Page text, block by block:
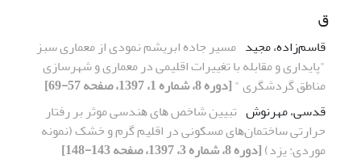
ق
قاسم‌زاده، مجید مسیر جاده ابریشم نمودی از معماری سبز
"پایداری و مقابله با تغییرات اقلیمی در معماری و شهرسازی
مناطق گردشگری "[دوره 8، شماره 1، 1397، صفحه 57-69]
قدسی، مهرنوش ﺗﺒﯿﯿﻦ ﺷﺎﺧﺺ ﻫﺎی ﻫﻨﺪﺳﯽ ﻣﻮﺛﺮ ﺑﺮ رﻓﺘﺎر
ﺣﺮارﺗﯽ ﺳﺎﺧﺘﻤﺎنﻫﺎی ﻣﺴﮑﻮﻧﯽ در اﻗﻠﯿﻢ ﮔﺮم و ﺧﺸﮏ (نمونه
موردی: یزد)[دوره 8، شماره 3، 1397، صفحه 143-148]